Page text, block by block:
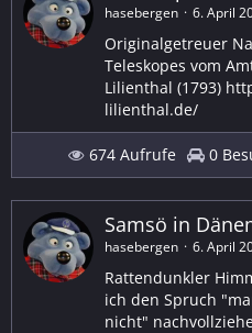
hasebergen 6. April
Originalgetreuer
Teleskopes vom
Lilienthal (1793)
lilienthal.de/
674 Aufrufe 0
Samsö in
hasebergen 6. April
Rattendunkler
ich den Spruch
nicht"